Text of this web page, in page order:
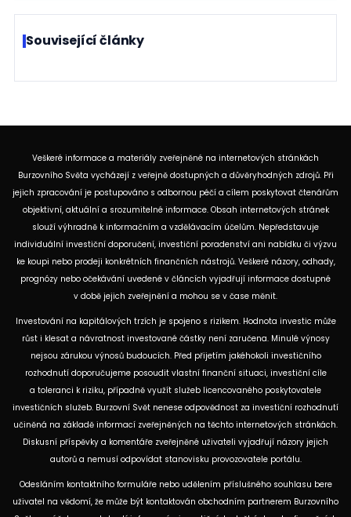
Související články
Veškeré informace a materiály zveřejněné na internetových stránkách
Burzovního Světa vycházejí z veřejně dostupných a důvěryhodných zdrojů. Při
jejich zpracování je postupováno s odbornou péčí a cílem poskytovat čtenářům
objektivní, aktuální a srozumitelné informace. Obsah internetových stránek
slouží výhradně k informačním a vzdělávacím účelům. Nepředstavuje
individuální investiční doporučení, investiční poradenství ani nabídku či výzvu
ke koupi nebo prodeji konkrétních finančních nástrojů. Veškeré názory, odhady,
prognózy nebo očekávání uvedené v článcích vyjadřují informace dostupné
v době jejich zveřejnění a mohou se v čase měnit.
Investování na kapitálových trzích je spojeno s rizikem. Hodnota investic může
růst i klesat a návratnost investované částky není zaručena. Minulé výnosy
nejsou zárukou výnosů budoucích. Před přijetím jakéhokoli investičního
rozhodnutí doporučujeme posoudit vlastní finanční situaci, investiční cíle
a toleranci k riziku, případně využít služeb licencovaného poskytovatele
investičních služeb. Burzovní Svět nenese odpovědnost za investiční rozhodnutí
učiněná na základě informací zveřejněných na těchto internetových stránkách.
Diskusní příspěvky a komentáře zveřejněné uživateli vyjadřují názory jejich
autorů a nemusí odpovídat stanovisku provozovatele portálu.
Odesláním kontaktního formuláře nebo udělením příslušného souhlasu bere
uživatel na vědomí, že může být kontaktován obchodním partnerem Burzovního